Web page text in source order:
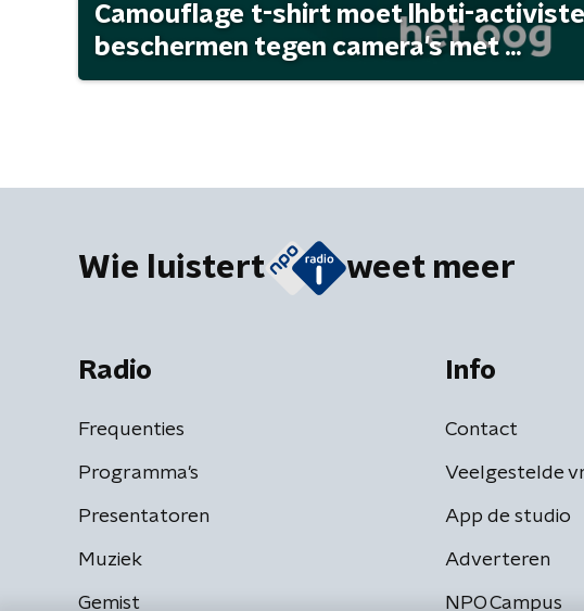
Camouflage t-shirt moet lhbti-
beschermen tegen camera's met ...
Wie luistert weet meer
Radio
Frequenties
Programma's
Presentatoren
Muziek
Gemist
Info
Contact
Veelgestelde
App de studio
Adverteren
NPO Campus